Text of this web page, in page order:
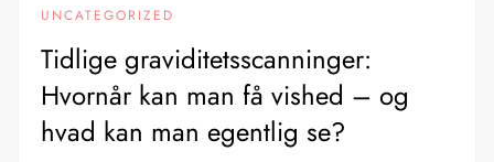
UNCATEGORIZED
Tidlige graviditets­scanninger:
Hvornår kan man få vished – og
hvad kan man egentlig se?